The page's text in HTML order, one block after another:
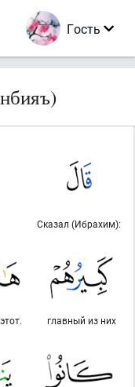
Гость
Сказал (Ибрахим):
главный из них